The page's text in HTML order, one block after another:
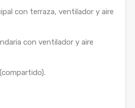
con terraza, ventilador y aire
con ventilador y aire